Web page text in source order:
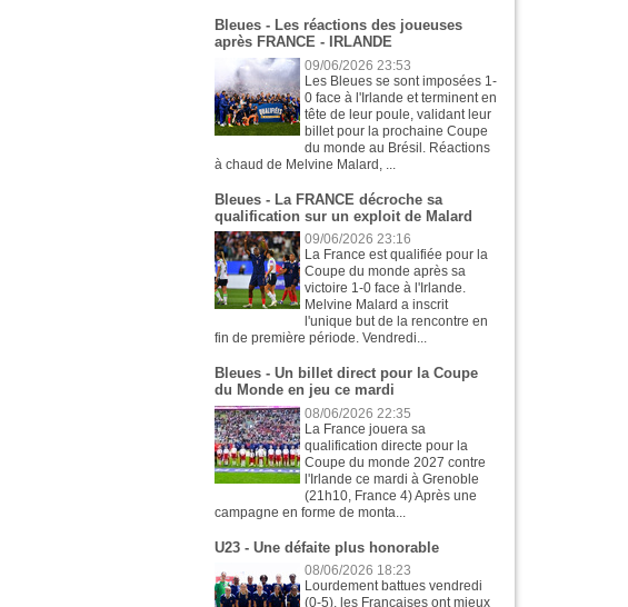
Bleues - Les réactions des joueuses
après FRANCE - IRLANDE
09/06/2026 23:53
Les Bleues se sont imposées 1-
0 face à l'Irlande et terminent en
tête de leur poule, validant leur
billet pour la prochaine Coupe
du monde au Brésil. Réactions
à chaud de Melvine Malard, ...
Bleues - La FRANCE décroche sa
qualification sur un exploit de Malard
09/06/2026 23:16
La France est qualifiée pour la
Coupe du monde après sa
victoire 1-0 face à l'Irlande.
Melvine Malard a inscrit
l'unique but de la rencontre en
fin de première période. Vendredi...
Bleues - Un billet direct pour la Coupe
du Monde en jeu ce mardi
08/06/2026 22:35
La France jouera sa
qualification directe pour la
Coupe du monde 2027 contre
l'Irlande ce mardi à Grenoble
(21h10, France 4) Après une
campagne en forme de monta...
U23 - Une défaite plus honorable
08/06/2026 18:23
Lourdement battues vendredi
(0-5), les Françaises ont mieux